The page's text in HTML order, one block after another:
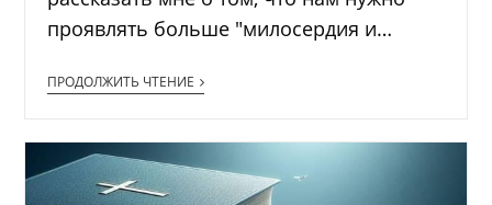
проявлять больше "милосердия и…
ПРОДОЛЖИТЬ ЧТЕНИЕ